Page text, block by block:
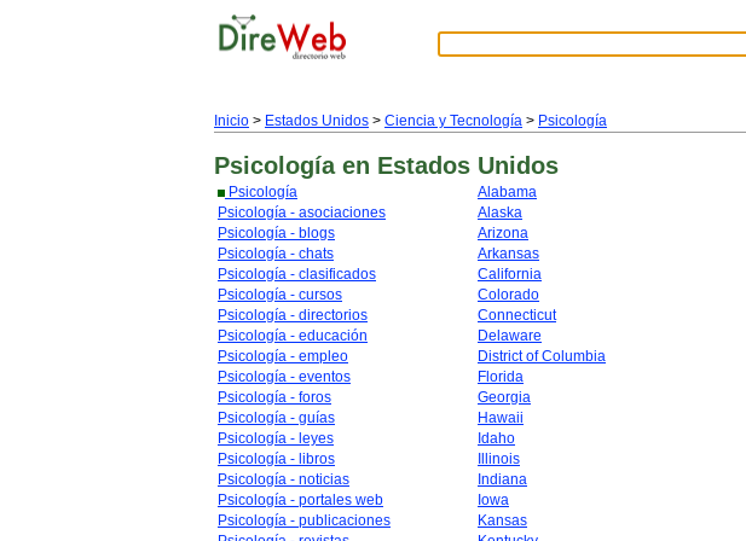
Inicio > Estados Unidos > Ciencia y Tecnología > Psicología
Psicología en Estados Unidos
Psicología
Psicología - asociaciones
Psicología - blogs
Psicología - chats
Psicología - clasificados
Psicología - cursos
Psicología - directorios
Psicología - educación
Psicología - empleo
Psicología - eventos
Psicología - foros
Psicología - guías
Psicología - leyes
Psicología - libros
Psicología - noticias
Psicología - portales web
Psicología - publicaciones
Alabama
Alaska
Arizona
Arkansas
California
Colorado
Connecticut
Delaware
District of Columbia
Florida
Georgia
Hawaii
Idaho
Illinois
Indiana
Iowa
Kansas